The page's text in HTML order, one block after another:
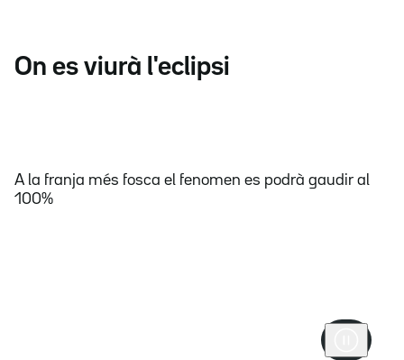
On es viurà l'eclipsi
A la franja més fosca el fenomen es podrà gaudir al
100%